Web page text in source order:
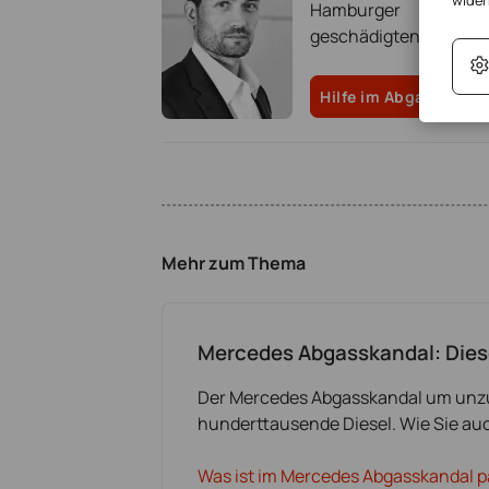
Hamburger hat
geschädigten
Hilfe im
Mehr zum Thema
Mercedes Abgasskandal:
Der Mercedes Abgasskandal um
hunderttausende Diesel. Wie Sie
Was ist im Mercedes Abgasskandal